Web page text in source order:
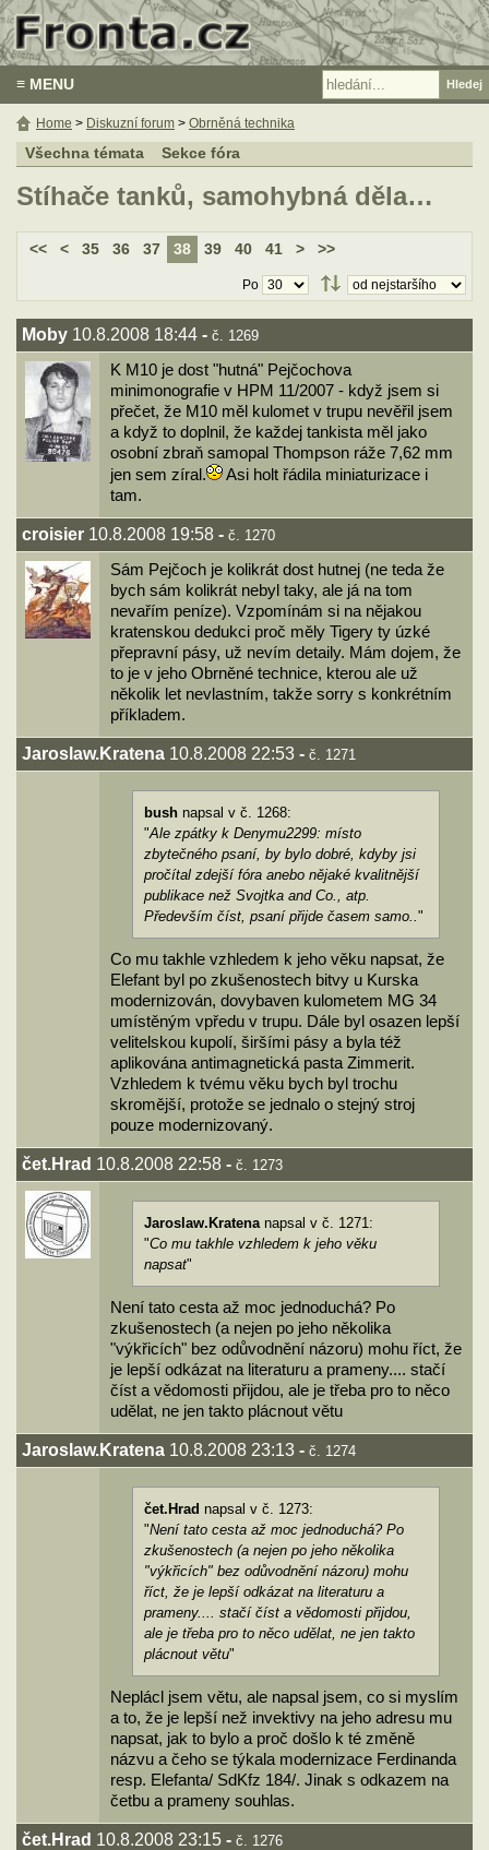
≡ MENU
Všechna témata Sekce fóra
Stíhače tanků, samohybná děla…
<< < 35 36 37 38 39 40 41 > >>
Po
Moby 10.8.2008 18:44 - č. 1269
K M10 je dost "hutná" Pejčochova
minimonografie v HPM 11/2007 - když jsem si
přečet, že M10 měl kulomet v trupu nevěřil jsem
a když to doplnil, že každej tankista měl jako
osobní zbraň samopal Thompson ráže 7,62 mm
jen sem zíral.
Asi holt řádila miniaturizace i
tam.
croisier 10.8.2008 19:58 - č. 1270
Sám Pejčoch je kolikrát dost hutnej (ne teda že
bych sám kolikrát nebyl taky, ale já na tom
nevařím peníze). Vzpomínám si na nějakou
kratenskou dedukci proč měly Tigery ty úzké
přepravní pásy, už nevím detaily. Mám dojem, že
to je v jeho Obrněné technice, kterou ale už
několik let nevlastním, takže sorry s konkrétním
příkladem.
Jaroslaw.Kratena 10.8.2008 22:53 - č. 1271
bush napsal v č. 1268:
"Ale zpátky k Denymu2299: místo
zbytečného psaní, by bylo dobré, kdyby jsi
pročítal zdejší fóra anebo nějaké kvalitnější
publikace než Svojtka and Co., atp.
Především číst, psaní přijde časem samo.."
Co mu takhle vzhledem k jeho věku napsat, že
Elefant byl po zkušenostech bitvy u Kurska
modernizován, dovybaven kulometem MG 34
umístěným vpředu v trupu. Dále byl osazen lepší
velitelskou kupolí, širšími pásy a byla též
aplikována antimagnetická pasta Zimmerit.
Vzhledem k tvému věku bych byl trochu
skromější, protože se jednalo o stejný stroj
pouze modernizovaný.
čet.Hrad 10.8.2008 22:58 - č. 1273
Jaroslaw.Kratenanapsal v č. 1271:
"Co mu takhle vzhledem k jeho věku
napsat"
Není tato cesta až moc jednoduchá? Po
zkušenostech (a nejen po jeho několika
"výkřicích" bez odůvodnění názoru) mohu říct, že
je lepší odkázat na literaturu a prameny.... stačí
číst a vědomosti přijdou, ale je třeba pro to něco
udělat, ne jen takto plácnout větu
Jaroslaw.Kratena 10.8.2008 23:13 - č. 1274
čet.Hrad napsal v č. 1273:
"Není tato cesta až moc jednoduchá? Po
zkušenostech (a nejen po jeho několika
"výkřicích" bez odůvodnění názoru) mohu
říct, že je lepší odkázat na literaturu a
prameny.... stačí číst a vědomosti přijdou,
ale je třeba pro to něco udělat, ne jen takto
plácnout větu"
Neplácl jsem větu, ale napsal jsem, co si myslím
a to, že je lepší než invektivy na jeho adresu mu
napsat, jak to bylo a proč došlo k té změně
názvu a čeho se týkala modernizace Ferdinanda
resp. Elefanta/ SdKfz 184/. Jinak s odkazem na
četbu a prameny souhlas.
čet.Hrad 10.8.2008 23:15 - č. 1276
Home > Diskuzní forum > Obrněná technika